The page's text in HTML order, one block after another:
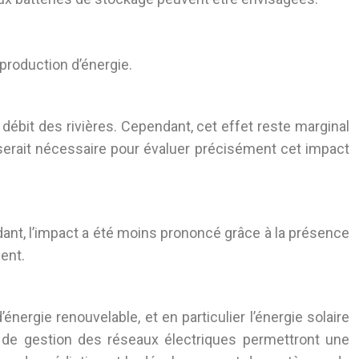
d’énergie.
des rivières. Cependant, cet effet reste marginal
nécessaire pour évaluer précisément cet impact
l’impact a été moins prononcé grâce à la présence
renouvelable, et en particulier l’énergie solaire
gestion des réseaux électriques permettront une